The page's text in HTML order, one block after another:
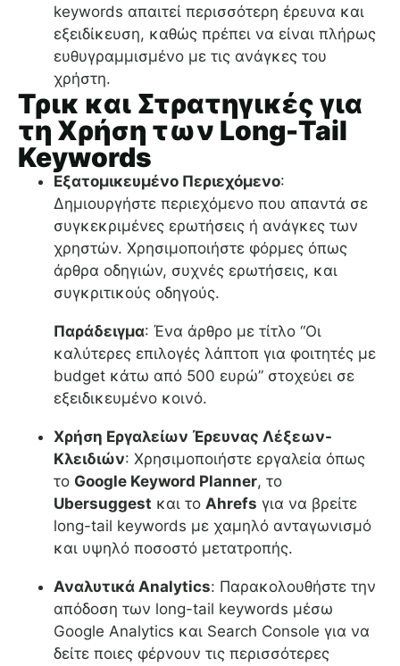
keywords απαιτεί περισσότερη έρευνα και
εξειδίκευση, καθώς πρέπει να είναι πλήρως
ευθυγραμμισμένο με τις ανάγκες του
χρήστη.
Τρικ και Στρατηγικές για
τη Χρήση των Long-Tail
Keywords
Εξατομικευμένο Περιεχόμενο:
Δημιουργήστε περιεχόμενο που απαντά σε
συγκεκριμένες ερωτήσεις ή ανάγκες των
χρηστών. Χρησιμοποιήστε φόρμες όπως
άρθρα οδηγιών, συχνές ερωτήσεις, και
συγκριτικούς οδηγούς.
Παράδειγμα: Ένα άρθρο με τίτλο “Οι
καλύτερες επιλογές λάπτοπ για φοιτητές με
budget κάτω από 500 ευρώ” στοχεύει σε
εξειδικευμένο κοινό.
Χρήση Εργαλείων Έρευνας Λέξεων-
Κλειδιών: Χρησιμοποιήστε εργαλεία όπως
το Google Keyword Planner, το
Ubersuggest και το Ahrefs για να βρείτε
long-tail keywords με χαμηλό ανταγωνισμό
και υψηλό ποσοστό μετατροπής.
Αναλυτικά Analytics: Παρακολουθήστε την
απόδοση των long-tail keywords μέσω
Google Analytics και Search Console για να
δείτε ποιες φέρνουν τις περισσότερες